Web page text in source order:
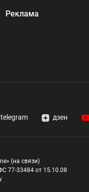
Реклама
telegram дзен
(на связи)
77-33484 от 15.10.08